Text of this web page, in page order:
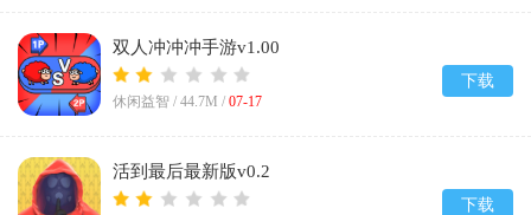
双人冲冲冲手游v1.00
休闲益智 / 44.7M / 07-17
下载
活到最后最新版v0.2
下载